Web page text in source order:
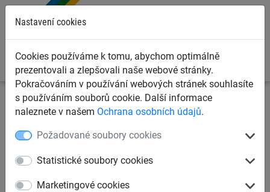
Nastavení cookies
Cookies používáme k tomu, abychom optimálně
prezentovali a zlepšovali naše webové stránky.
Pokračováním v používání webových stránek souhlasíte
s používáním souborů cookie. Další informace
naleznete v našem Ochrana osobních údajů.
Požadované soubory cookies
Statistické soubory cookies
Marketingové cookies
Dětská lanová hřiště
Trampolíny a lanové kolotoče
Kolotoč - Věž